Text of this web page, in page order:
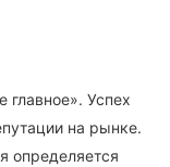
Успех
на рынке.
определяется